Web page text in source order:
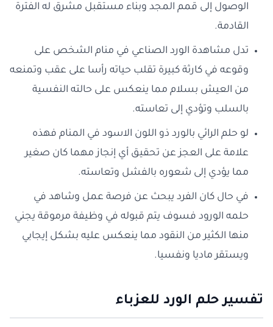
الوصول إلى قمم المجد وبناء مستقبل مشرق له الفترة
القادمة.
تدل مشاهدة الورد الصناعي في منام الشخص على
وقوعه في كارثة كبيرة تقلب حياته رأسا على عقب وتمنعه
من العيش بسلام مما ينعكس على حالته النفسية
بالسلب وتؤدي إلى تعاسته.
لو حلم الرائي بالورد ذو اللون الاسود في المنام فهذه
علامة على العجز عن تحقيق أي إنجاز مهما كان صغير
مما يؤدي إلى شعوره بالفشل وتعاسته.
في حال كان الفرد يبحث عن فرصة عمل وشاهد في
حلمه الورود فسوف يتم قبوله في وظيفة مرموقة يجني
منها الكثير من النقود مما ينعكس عليه بشكل إيجابي
ويستقر ماديا ونفسيا.
تفسير حلم الورد للعزباء